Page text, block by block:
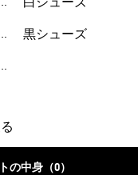
白シューズ
黒シューズ
の中身（0）